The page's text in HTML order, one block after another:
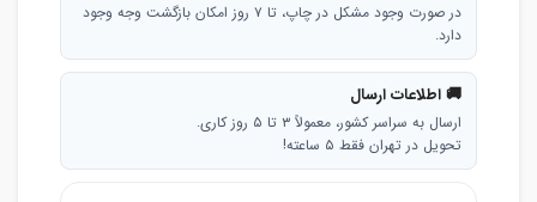
در صورت وجود مشکل در چاپ، تا ۷ روز امکان بازگشت وجه وجود
دارد.
🚚 اطلاعات ارسال
ارسال به سراسر کشور، معمولاً ۳ تا ۵ روز کاری.
تحویل در تهران فقط ۵ ساعته!